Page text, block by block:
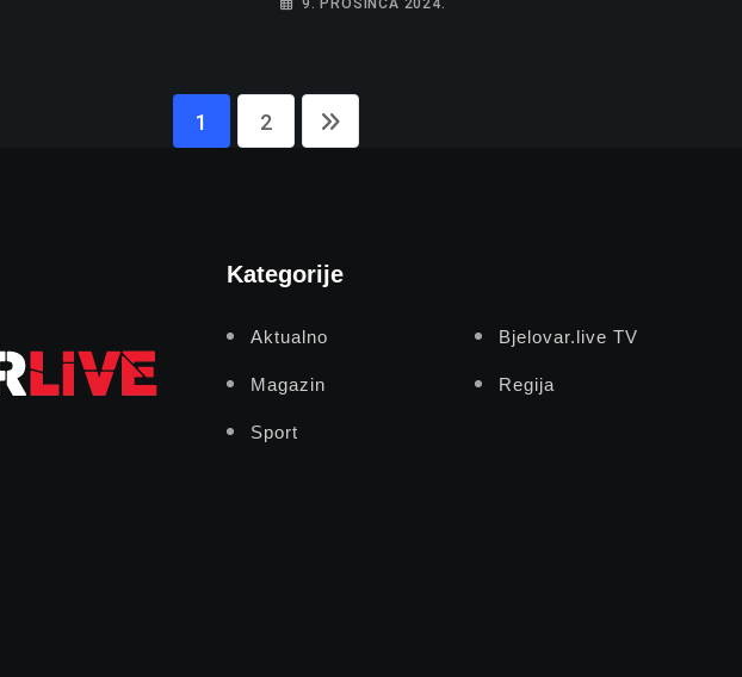
9. PROSINCA 2024.
1 2
Kategorije
Aktualno Bjelovar.live TV
Magazin Regija
Sport